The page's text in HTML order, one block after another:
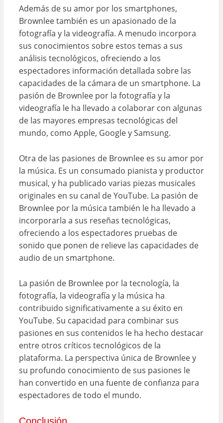
Además de su amor por los smartphones,
Brownlee también es un apasionado de la
fotografía y la videografía. A menudo incorpora
sus conocimientos sobre estos temas a sus
análisis tecnológicos, ofreciendo a los
espectadores información detallada sobre las
capacidades de la cámara de un smartphone. La
pasión de Brownlee por la fotografía y la
videografía le ha llevado a colaborar con algunas
de las mayores empresas tecnológicas del
mundo, como Apple, Google y Samsung.
Otra de las pasiones de Brownlee es su amor por
la música. Es un consumado pianista y productor
musical, y ha publicado varias piezas musicales
originales en su canal de YouTube. La pasión de
Brownlee por la música también le ha llevado a
incorporarla a sus reseñas tecnológicas,
ofreciendo a los espectadores pruebas de
sonido que ponen de relieve las capacidades de
audio de un smartphone.
La pasión de Brownlee por la tecnología, la
fotografía, la videografía y la música ha
contribuido significativamente a su éxito en
YouTube. Su capacidad para combinar sus
pasiones en sus contenidos le ha hecho destacar
entre otros críticos tecnológicos de la
plataforma. La perspectiva única de Brownlee y
su profundo conocimiento de sus pasiones le
han convertido en una fuente de confianza para
espectadores de todo el mundo.